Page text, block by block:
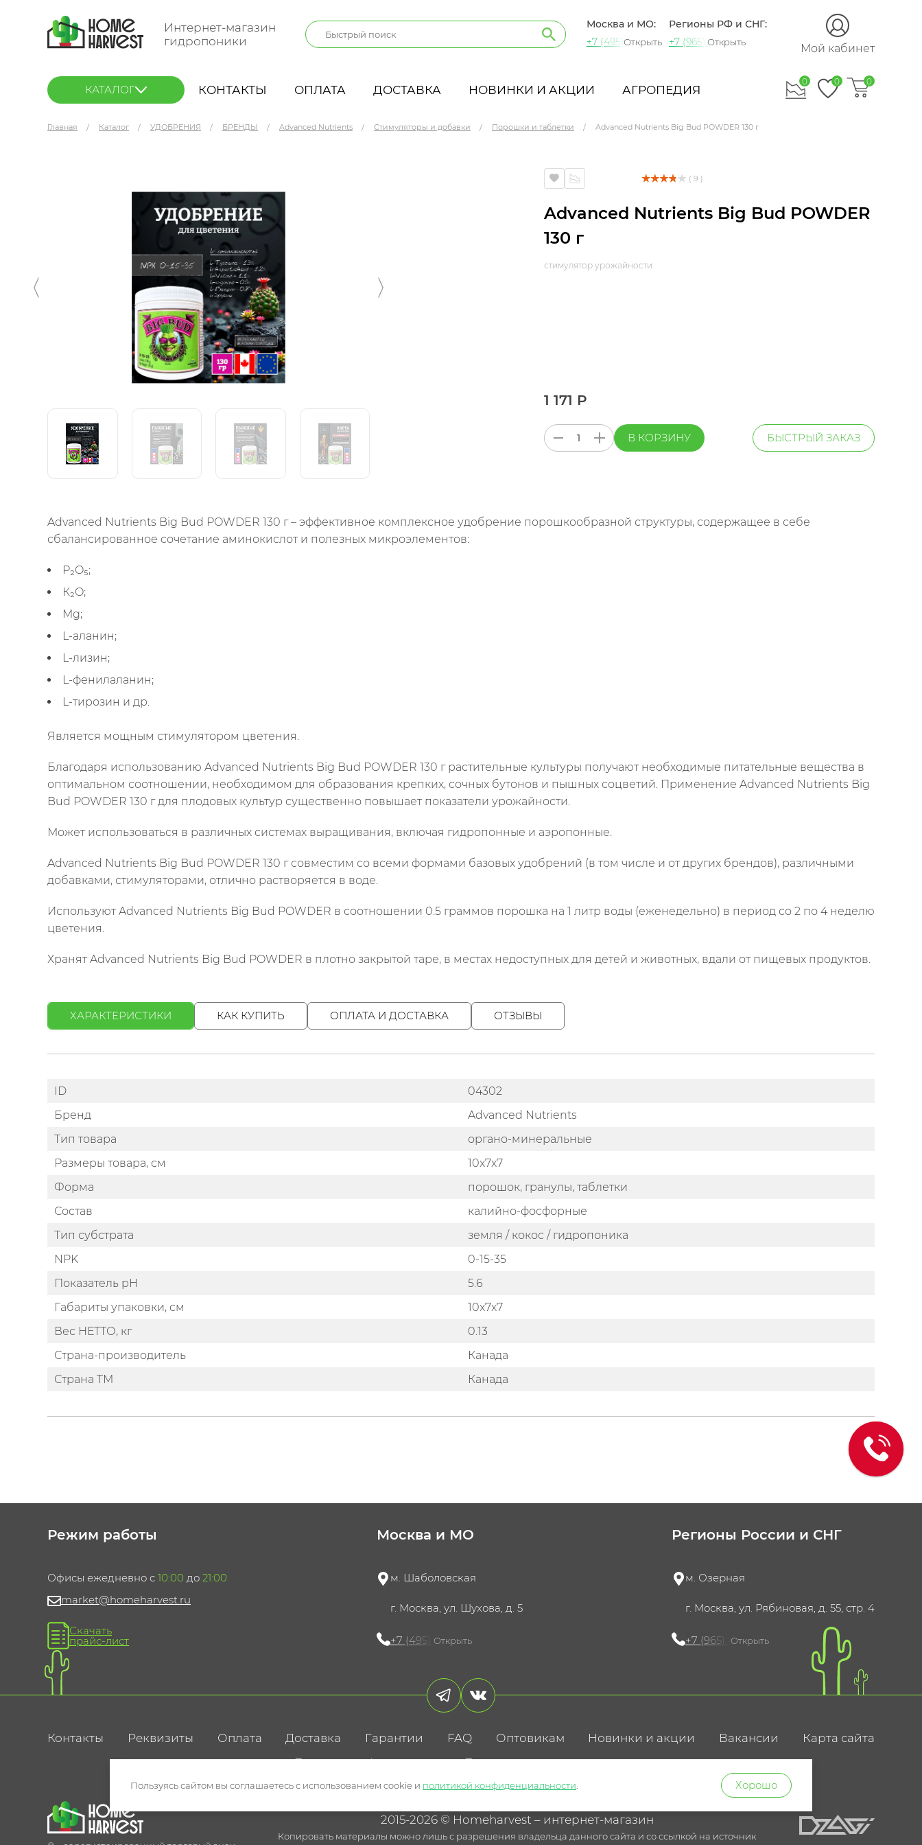
Интернет-магазин
гидропоники
Москва и МО:
+7 (495) 721-60-15
Открыть
Регионы РФ и СНГ:
+7 (965) 420-10-10
Открыть Мой кабинет
КАТАЛОГ КОНТАКТЫ ОПЛАТА ДОСТАВКА НОВИНКИ И АКЦИИ АГРОПЕДИЯ
0 0 0
Главная Каталог УДОБРЕНИЯ БРЕНДЫ Advanced Nutrients Стимуляторы и добавки Порошки и таблетки Advanced Nutrients Big Bud POWDER 130 г
( 9 )
Advanced Nutrients Big Bud POWDER
130 г
стимулятор урожайности
1 171 Р
В КОРЗИНУ БЫСТРЫЙ ЗАКАЗ
Advanced Nutrients Big Bud POWDER 130 г – эффективное комплексное удобрение порошкообразной структуры, содержащее в себе
сбалансированное сочетание аминокислот и полезных микроэлементов:
P₂O₅;
К₂O;
Mg;
L-аланин;
L-лизин;
L-фенилаланин;
L-тирозин и др.
Является мощным стимулятором цветения.
Благодаря использованию Advanced Nutrients Big Bud POWDER 130 г растительные культуры получают необходимые питательные вещества в
оптимальном соотношении, необходимом для образования крепких, сочных бутонов и пышных соцветий. Применение Advanced Nutrients Big
Bud POWDER 130 г для плодовых культур существенно повышает показатели урожайности.
Может использоваться в различных системах выращивания, включая гидропонные и аэропонные.
Advanced Nutrients Big Bud POWDER 130 г совместим со всеми формами базовых удобрений (в том числе и от других брендов), различными
добавками, стимуляторами, отлично растворяется в воде.
Используют Advanced Nutrients Big Bud POWDER в соотношении 0.5 граммов порошка на 1 литр воды (еженедельно) в период со 2 по 4 неделю
цветения.
Хранят Advanced Nutrients Big Bud POWDER в плотно закрытой таре, в местах недоступных для детей и животных, вдали от пищевых продуктов.
ХАРАКТЕРИСТИКИ КАК КУПИТЬ ОПЛАТА И ДОСТАВКА ОТЗЫВЫ
ID
04302
Бренд
Advanced Nutrients
Тип товара
органо-минеральные
Размеры товара, см
10x7x7
Форма
порошок, гранулы, таблетки
Состав
калийно-фосфорные
Тип субстрата
земля / кокос / гидропоника
NPK
0-15-35
Показатель pH
5.6
Габариты упаковки, см
10x7x7
Вес НЕТТО, кг
0.13
Страна-производитель
Канада
Страна ТМ
Канада
Режим работы
Офисы ежедневно с 10:00 до 21:00
market@homeharvest.ru
Скачать
прайс-лист
Москва и МО
м. Шаболовская
г. Москва, ул. Шухова, д. 5
+7 (495) 721-60-15
Открыть
Регионы России и СНГ
м. Озерная
г. Москва, ул. Рябиновая, д. 55, стр. 4
+7 (965) 420-10-10
Открыть
Контакты Реквизиты Оплата Доставка Гарантии FAQ Оптовикам Новинки и акции Вакансии Карта сайта
Политика конфиденциальностиПользовательское соглашение
2015-2026 © Homeharvest – интернет-магазин
Копировать материалы можно лишь с разрешения владельца данного сайта и со ссылкой на источник
Пользуясь сайтом вы соглашаетесь с использованием cookie и политикой конфиденциальности Хорошо